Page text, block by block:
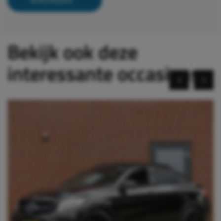
Bekijk ook deze
interessante occasions